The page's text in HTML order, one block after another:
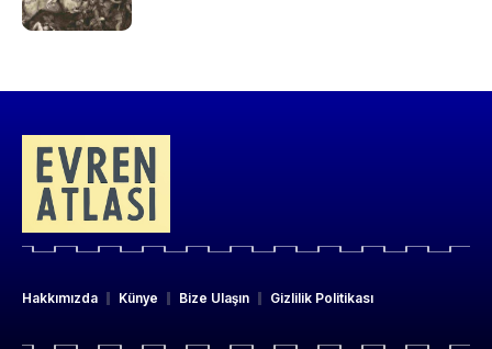
Hakkımızda Künye Bize Ulaşın Gizlilik Politikası